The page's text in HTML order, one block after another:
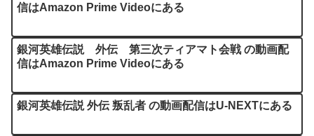
信はAmazon Prime Videoにある
銀河英雄伝説 外伝 第三次ティアマト会戦 の動画配
信はAmazon Prime Videoにある
銀河英雄伝説 外伝 叛乱者 の動画配信はU-NEXTにある